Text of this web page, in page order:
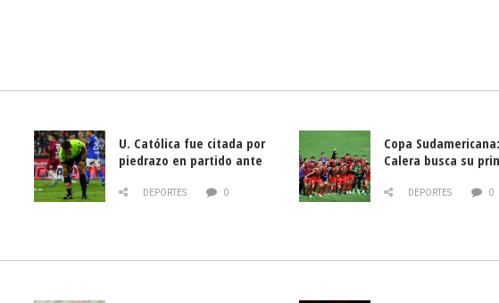
U. Católica fue citada por
piedrazo en partido ante
DEPORTES 0
Copa
Calera busca su
DEPORTES 0